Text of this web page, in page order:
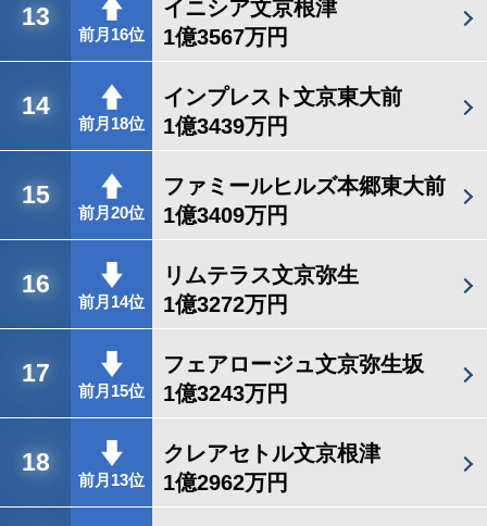
13
前月16位
イニシア文京根津
1億3567万円
14
前月18位
インプレスト文京東大前
1億3439万円
15
前月20位
ファミールヒルズ本郷東大前
1億3409万円
16
前月14位
リムテラス文京弥生
1億3272万円
17
前月15位
フェアロージュ文京弥生坂
1億3243万円
18
前月13位
クレアセトル文京根津
1億2962万円